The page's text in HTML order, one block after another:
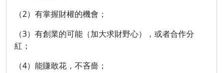
（2）有掌握財權的機會；
（3）有創業的可能（加大求財野心），或者合作分
紅；
（4）能賺敢花，不吝嗇；